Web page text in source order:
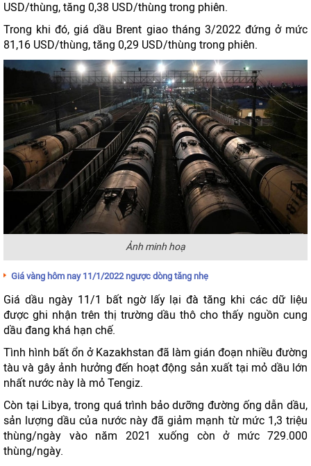
USD/thùng, tăng 0,38 USD/thùng trong phiên.
Trong khi đó, giá dầu Brent giao tháng 3/2022 đứng ở mức
81,16 USD/thùng, tăng 0,29 USD/thùng trong phiên.
Ảnh minh hoạ
Giá vàng hôm nay 11/1/2022 ngược dòng tăng nhẹ
Giá dầu ngày 11/1 bất ngờ lấy lại đà tăng khi các dữ liệu
được ghi nhận trên thị trường dầu thô cho thấy nguồn cung
dầu đang khá hạn chế.
Tình hình bất ổn ở Kazakhstan đã làm gián đoạn nhiều đường
tàu và gây ảnh hưởng đến hoạt động sản xuất tại mỏ dầu lớn
nhất nước này là mỏ Tengiz.
Còn tại Libya, trong quá trình bảo dưỡng đường ống dẫn dầu,
sản lượng dầu của nước này đã giảm mạnh từ mức 1,3 triệu
thùng/ngày vào năm 2021 xuống còn ở mức 729.000
thùng/ngày.